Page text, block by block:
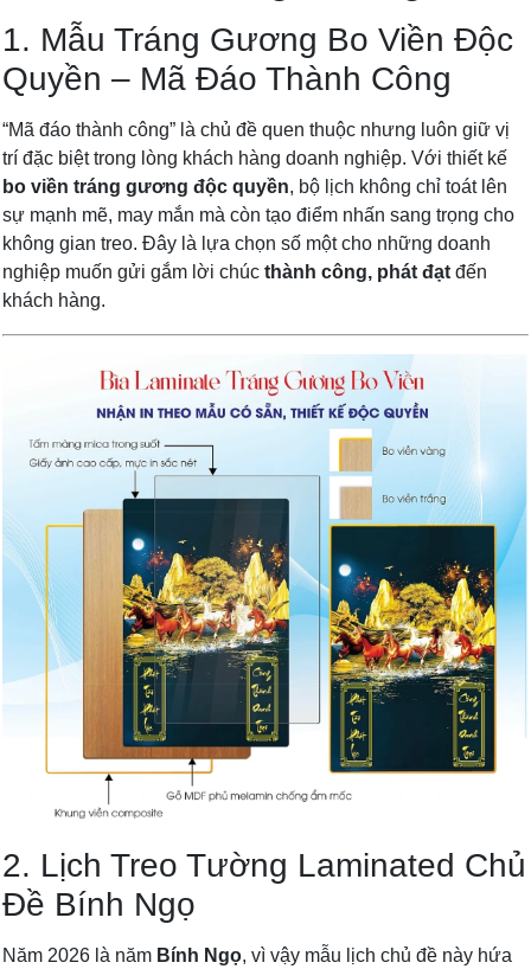
1. Mẫu Tráng Gương Bo Viền Độc
Quyền – Mã Đáo Thành Công
“Mã đáo thành công” là chủ đề quen thuộc nhưng luôn giữ vị
trí đặc biệt trong lòng khách hàng doanh nghiệp. Với thiết kế
bo viền tráng gương độc quyền, bộ lịch không chỉ toát lên
sự mạnh mẽ, may mắn mà còn tạo điểm nhấn sang trọng cho
không gian treo. Đây là lựa chọn số một cho những doanh
nghiệp muốn gửi gắm lời chúc thành công, phát đạt đến
khách hàng.
2. Lịch Treo Tường Laminated Chủ
Đề Bính Ngọ
Năm 2026 là năm Bính Ngọ, vì vậy mẫu lịch chủ đề này hứa